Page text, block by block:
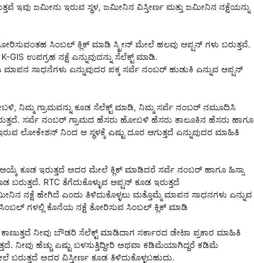
ಇವು ಜಮೀನು ಇರುವ ಸ್ಥಳ, ಜಮೀನಿನ ವಿಸ್ತೀರ್ಣ ಮತ್ತು ಜಮೀನಿನ ನಕ್ಷೆಯನ್ನು
ಸಿಂಬಲ್ ಕ್ಲಿಕ್ ಮಾಡಿ ಸ್ಕ್ರೀನ್ ಮೇಲೆ ಹಲವು ಆಪ್ಷನ್ ಗಳು ಬರುತ್ತವೆ.
ಉಪಗ್ರಹ ನಕ್ಷೆ ಎನ್ನುವುದನ್ನು ಸೆಲೆಕ್ಟ್ ಮಾಡಿ.
ಸಾಧನೆಗಳು ಎನ್ನುವುದರ ಪಕ್ಕ ಸರ್ವೆ ನಂಬರ್ ಹುಡುಕಿ ಎನ್ನುವ ಆಪ್ಷನ್
ನಿಮ್ಮ ಗ್ರಾಮವನ್ನು ಕೂಡ ಸೆಲೆಕ್ಟ್ ಮಾಡಿ, ನಿಮ್ಮ ಸರ್ವೆ ನಂಬರ್ ನಮೂದಿಸಿ
ಸರ್ವೆ ನಂಬರ್ ಗ್ರಾಮದ ಹೆಸರು ಹೋಬಳಿ ಹೆಸರು ತಾಲೂಕಿನ ಹೆಸರು ಹಾಗೂ
ಲೋಕೇಶನ್ ನಿಂದ ಆ ಸ್ಥಳಕ್ಕೆ ಎಷ್ಟು ದೂರ ಆಗುತ್ತದೆ ಎನ್ನುವುದರ ಮಾಹಿತಿ
ಕೂಡ ಇರುತ್ತದೆ ಅದರ ಮೇಲೆ ಕ್ಲಿಕ್ ಮಾಡಿದರೆ ಸರ್ವೆ ನಂಬರ್ ಹಾಗೂ ಹಿಸ್ಸಾ
RTC ತೆಗೆದುಕೊಳ್ಳುವ ಆಪ್ಷನ್ ಕೂಡ ಇರುತ್ತದೆ
ನಕ್ಷೆ ಹೇಗಿದೆ ಎಂದು ತಿಳಿದುಕೊಳ್ಳಲು ಮತ್ತೊಮ್ಮೆ ಮಾಪನ ಸಾಧನಗಳು ಎನ್ನುವ
ಗಳಲ್ಲಿ ಕೊನೆಯ ನಕ್ಷೆ ತೋರಿಸುವ ಸಿಂಬಲ್ ಕ್ಲಿಕ್ ಮಾಡಿ
ನೀವು ಬೌಡರಿ ಸೆಲೆಕ್ಟ್ ಮಾಡಿದಾಗ ಸರ್ಕಾರದ ಡೇಟಾ ಪ್ರಕಾರ ಮಾಹಿತಿ
ನೀವು ಹೆಚ್ಚು ಎಷ್ಟು ಬಳಸುತ್ತಿದ್ದೀರಿ ಅಥವಾ ಕಡಿಮೆಯಾಗಿದ್ದರೆ ಕಡಿಮೆ
ಬರುತ್ತದೆ ಅದರ ವಿಸ್ತೀರ್ಣ ಕೂಡ ತಿಳಿದುಕೊಳ್ಳಬಹುದು.